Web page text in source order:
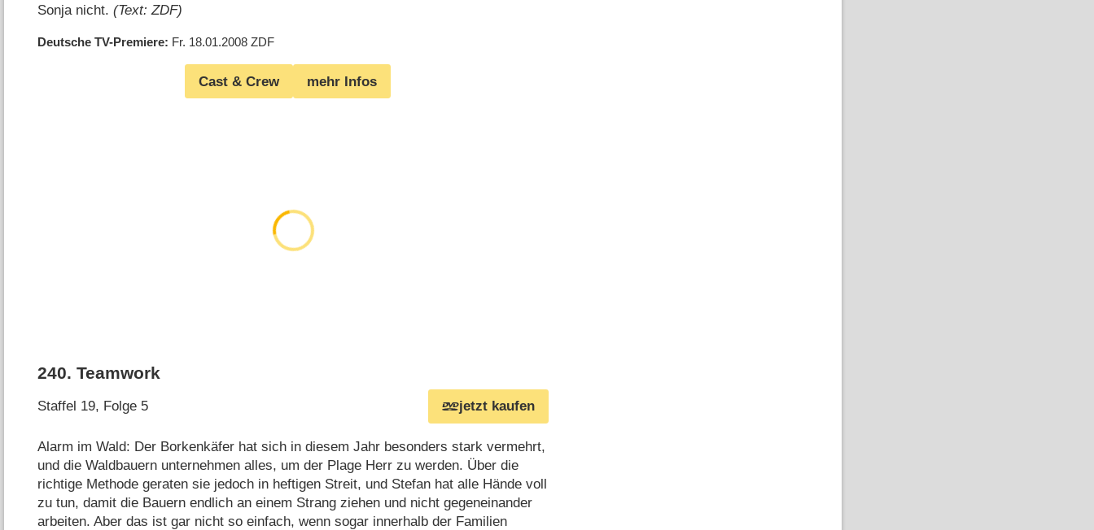
Sonja nicht.(Text: ZDF)
Deutsche TV-Premiere Fr. 18.01.2008 ZDF
Cast & Crew mehr Infos
240.Teamwork
Staffel 19, Folge 5 jetzt kaufen
Alarm im Wald: Der Borkenkäfer hat sich in diesem Jahr besonders stark vermehrt,
und die Waldbauern unternehmen alles, um der Plage Herr zu werden. Über die
richtige Methode geraten sie jedoch in heftigen Streit, und Stefan hat alle Hände voll
zu tun, damit die Bauern endlich an einem Strang ziehen und nicht gegeneinander
arbeiten. Aber das ist gar nicht so einfach, wenn sogar innerhalb der Familien